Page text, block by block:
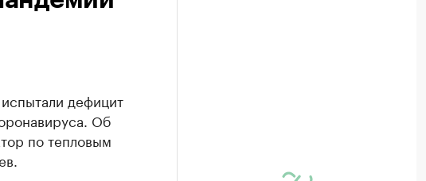
дефицит
Об
по тепловым